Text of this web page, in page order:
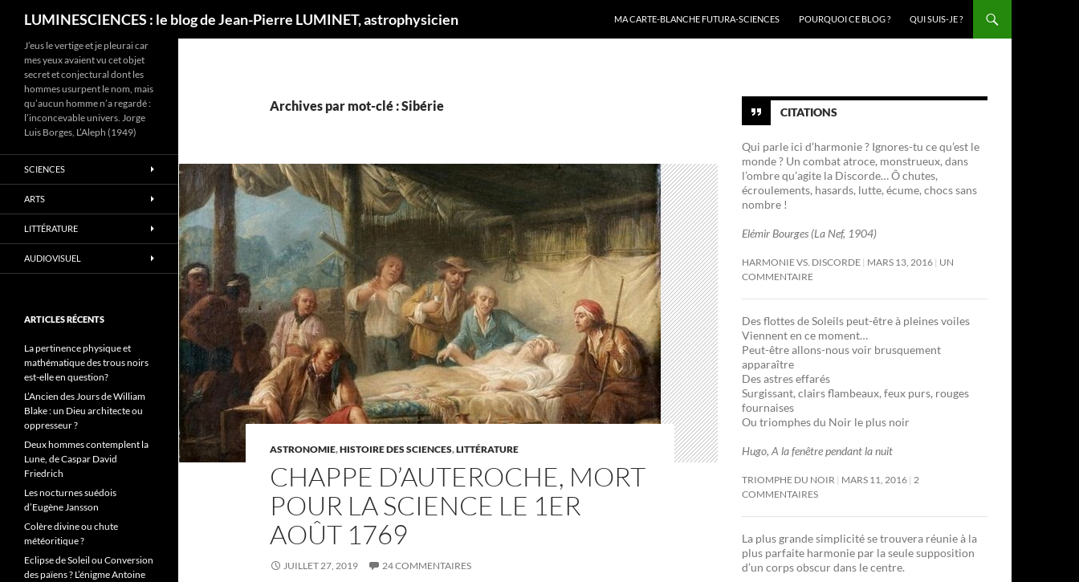
LUMINESCIENCES : le blog de Jean-Pierre LUMINET, astrophysicien
MA CARTE-BLANCHE FUTURA-SCIENCES
POURQUOI CE BLOG ? QUI SUIS-JE ?
Archives par mot-clé : Sibérie
ASTRONOMIE,HISTOIRE DES SCIENCES,LITTÉRATURE
CHAPPE D’AUTEROCHE, MORT
POUR LA SCIENCE LE 1ER
AOÛT 1769
JUILLET 27, 2019 24 COMMENTAIRES
CITATIONS
Qui parle ici d’harmonie ? Ignores-tu ce qu’est le
monde ? Un combat atroce, monstrueux, dans
l’ombre qu’agite la Discorde… Ô chutes,
écroulements, hasards, lutte, écume, chocs sans
nombre !
Elémir Bourges (La Nef, 1904)
HARMONIE VS. DISCORDE MARS 13, 2016 UN
COMMENTAIRE
Des flottes de Soleils peut-être à pleines voiles
Viennent en ce moment…
Peut-être allons-nous voir brusquement
apparaître
Des astres effarés
Surgissant, clairs flambeaux, feux purs, rouges
fournaises
Ou triomphes du Noir le plus noir
Hugo, A la fenêtre pendant la nuit
TRIOMPHE DU NOIR MARS 11, 2016 2
COMMENTAIRES
La plus grande simplicité se trouvera réunie à la
plus parfaite harmonie par la seule supposition
d’un corps obscur dans le centre.
J’eus le vertige et je pleurai car
mes yeux avaient vu cet objet
secret et conjectural dont les
hommes usurpent le nom, mais
qu’aucun homme n’a regardé :
l’inconcevable univers. Jorge
Luis Borges, L’Aleph (1949)
SCIENCES
ARTS
LITTÉRATURE
AUDIOVISUEL
ARTICLES RÉCENTS
La pertinence physique et
mathématique des trous noirs
est-elle en question?
L’Ancien des Jours de William
Blake : un Dieu architecte ou
oppresseur ?
Deux hommes contemplent la
Lune, de Caspar David
Friedrich
Les nocturnes suédois
d’Eugène Jansson
Colère divine ou chute
météoritique ?
Eclipse de Soleil ou Conversion
des païens ? L’énigme Antoine